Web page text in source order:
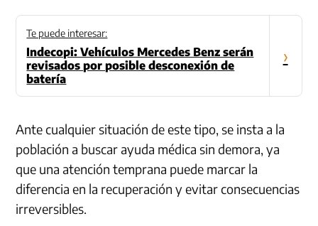
Te puede interesar:
Indecopi: Vehículos Mercedes Benz serán
revisados por posible desconexión de
batería
›
Ante cualquier situación de este tipo, se insta a la
población a buscar ayuda médica sin demora, ya
que una atención temprana puede marcar la
diferencia en la recuperación y evitar consecuencias
irreversibles.